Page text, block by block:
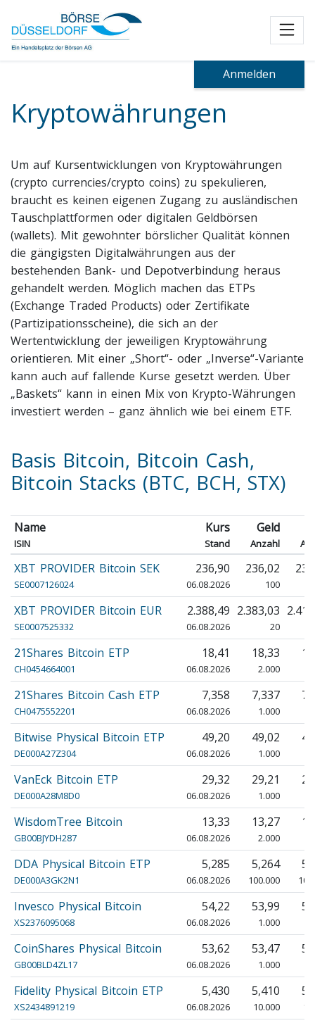
Anmelden
Kryptowährungen
Um auf Kursentwicklungen von Kryptowährungen
(crypto currencies/crypto coins) zu spekulieren,
braucht es keinen eigenen Zugang zu ausländischen
Tauschplattformen oder digitalen Geldbörsen
(wallets). Mit gewohnter börslicher Qualität können
die gängigsten Digitalwährungen aus der
bestehenden Bank- und Depotverbindung heraus
gehandelt werden. Möglich machen das ETPs
(Exchange Traded Products) oder Zertifikate
(Partizipationsscheine), die sich an der
Wertentwicklung der jeweiligen Kryptowährung
orientieren. Mit einer „Short“- oder „Inverse“-Variante
kann auch auf fallende Kurse gesetzt werden. Über
„Baskets“ kann in einen Mix von Krypto-Währungen
investiert werden – ganz ähnlich wie bei einem ETF.
Basis Bitcoin, Bitcoin Cash,
Bitcoin Stacks (BTC, BCH, STX)
Name
ISIN
Kurs
Stand
Geld
Anzahl
XBT PROVIDER Bitcoin SEK
SE0007126024
236,90
06.08.2026
236,02
100
XBT PROVIDER Bitcoin EUR
SE0007525332
2.388,49
06.08.2026
2.383,03
20
21Shares Bitcoin ETP
CH0454664001
18,41
06.08.2026
18,33
2.000
21Shares Bitcoin Cash ETP
CH0475552201
7,358
06.08.2026
7,337
1.000
Bitwise Physical Bitcoin ETP
DE000A27Z304
49,20
06.08.2026
49,02
1.000
VanEck Bitcoin ETP
DE000A28M8D0
29,32
06.08.2026
29,21
1.000
WisdomTree Bitcoin
GB00BJYDH287
13,33
06.08.2026
13,27
2.000
DDA Physical Bitcoin ETP
DE000A3GK2N1
5,285
06.08.2026
5,264
100.000
Invesco Physical Bitcoin
XS2376095068
54,22
06.08.2026
53,99
1.000
CoinShares Physical Bitcoin
GB00BLD4ZL17
53,62
06.08.2026
53,47
1.000
Fidelity Physical Bitcoin ETP
XS2434891219
5,430
06.08.2026
5,410
10.000